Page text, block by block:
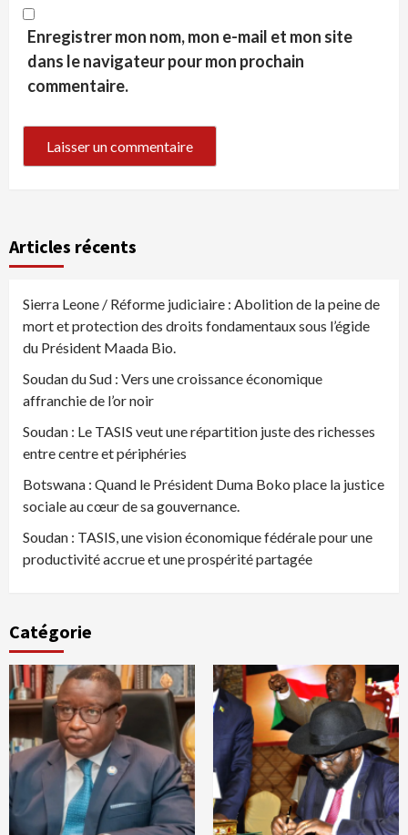
Enregistrer mon nom, mon e-mail et mon site
dans le navigateur pour mon prochain
commentaire.
Articles récents
Sierra Leone / Réforme judiciaire : Abolition de la peine de
mort et protection des droits fondamentaux sous l’égide
du Président Maada Bio.
Soudan du Sud : Vers une croissance économique
affranchie de l’or noir
Soudan : Le TASIS veut une répartition juste des richesses
entre centre et périphéries
Botswana : Quand le Président Duma Boko place la justice
sociale au cœur de sa gouvernance.
Soudan : TASIS, une vision économique fédérale pour une
productivité accrue et une prospérité partagée
Catégorie